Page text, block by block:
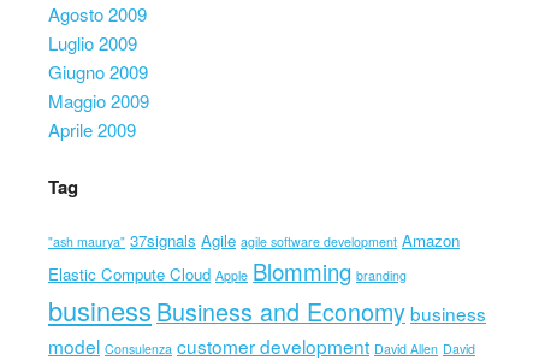
Agosto 2009
Luglio 2009
Giugno 2009
Maggio 2009
Aprile 2009
Tag
"ash maurya" 37signals Agile agile software development Amazon
Elastic Compute Cloud Apple Blomming branding
business Business and Economybusiness
model Consulenza customer development David Allen David